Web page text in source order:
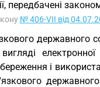
передбачені
№ 406-VII від
державного
і